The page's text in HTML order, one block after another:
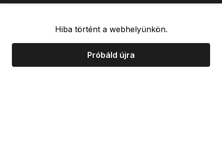
Hiba történt a webhelyünkön.
Próbáld újra